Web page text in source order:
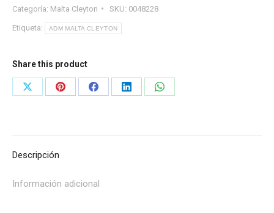
KGS
cantidad
Categoría: Malta Cleyton SKU: 0048228
Etiqueta: ADM MALTA CLEYTON
Share this product
Share
Share
Share
Share
Share
Descripción
Información adicional